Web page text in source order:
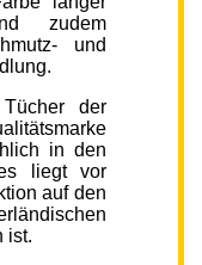
zudem
und
der
in den
liegt vor
auf den
ist.